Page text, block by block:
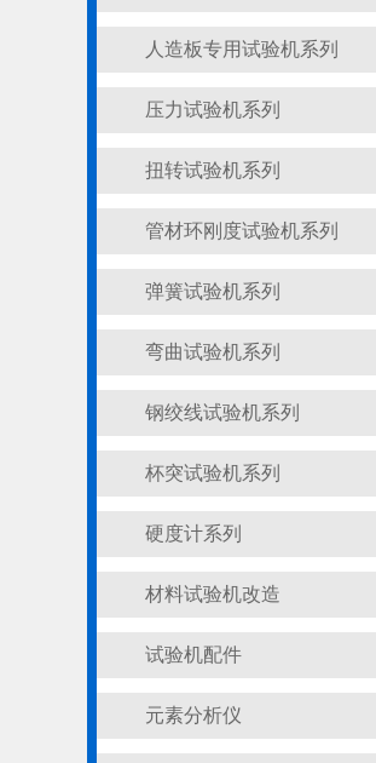
人造板专用试验机系列
压力试验机系列
扭转试验机系列
管材环刚度试验机系列
弹簧试验机系列
弯曲试验机系列
钢绞线试验机系列
杯突试验机系列
硬度计系列
材料试验机改造
试验机配件
元素分析仪